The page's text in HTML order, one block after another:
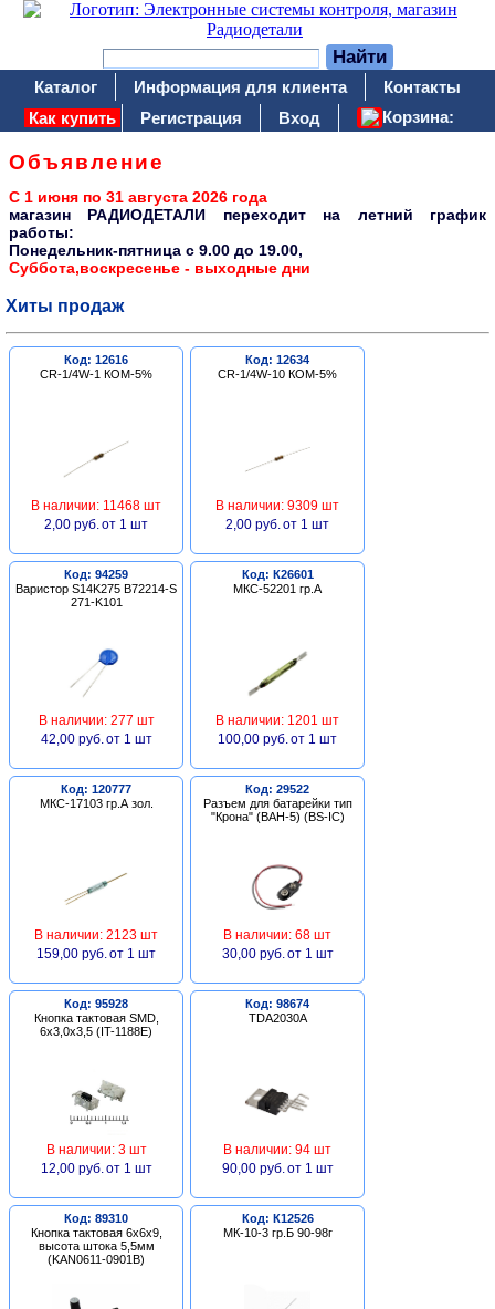
Каталог Информация для клиента
Контакты
Как купить
Регистрация Вход Корзина:
Объявление
С 1 июня по 31 августа 2026 года
магазин РАДИОДЕТАЛИ переходит на летний график
работы:
Понедельник-пятница c 9.00 до 19.00,
Суббота,воскресенье - выходные дни
Хиты продаж
Код: 12616
CR-1/4W-1 КОМ-5%
В наличии: 11468 шт
2,00 руб. от 1 шт
Код: 12634
CR-1/4W-10 КОМ-5%
В наличии: 9309 шт
2,00 руб. от 1 шт
Код: 94259
Варистор S14K275 B72214-S
271-K101
В наличии: 277 шт
42,00 руб. от 1 шт
Код: К26601
МКС-52201 гр.А
В наличии: 1201 шт
100,00 руб. от 1 шт
Код: 120777
МКС-17103 гр.А зол.
В наличии: 2123 шт
159,00 руб. от 1 шт
Код: 29522
Разъем для батарейки тип
"Крона" (BAH-5) (BS-IC)
В наличии: 68 шт
30,00 руб. от 1 шт
Код: 95928
Кнопка тактовая SMD,
6х3,0х3,5 (IT-1188E)
В наличии: 3 шт
12,00 руб. от 1 шт
Код: 98674
TDA2030A
В наличии: 94 шт
90,00 руб. от 1 шт
Код: 89310
Кнопка тактовая 6х6х9,
высота штока 5,5мм
(KAN0611-0901B)
Код: К12526
МК-10-3 гр.Б 90-98г